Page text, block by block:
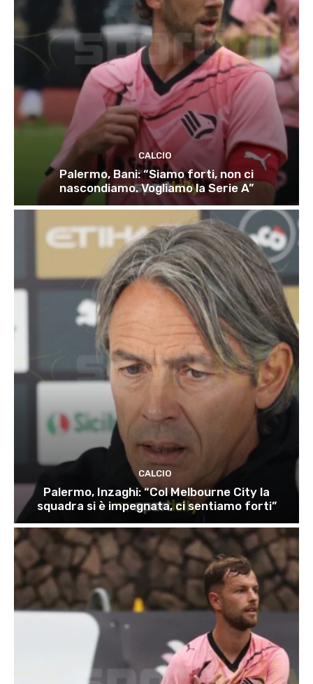
CALCIO
Palermo, Bani: “Siamo forti, non ci
nascondiamo. Vogliamo la Serie A”
CALCIO
Palermo, Inzaghi: “Col Melbourne City la
squadra si è impegnata, ci sentiamo forti”